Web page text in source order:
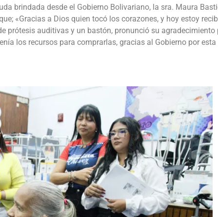
brindada desde el Gobierno Bolivariano, la sra. Maura
«Gracias a Dios quien tocó los corazones, y hoy estoy
prótesis auditivas y un bastón, pronunció su agradecimiento
los recursos para comprarlas, gracias al Gobierno por esta